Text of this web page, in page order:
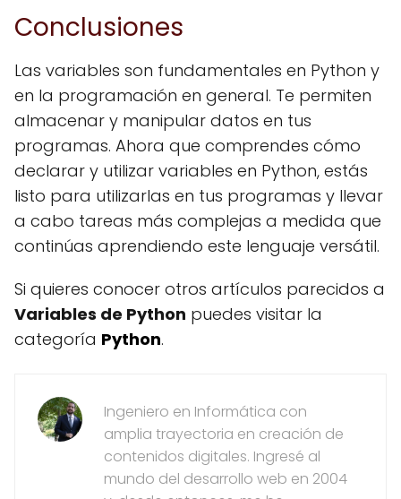
Conclusiones
Las variables son fundamentales en Python y
en la programación en general. Te permiten
almacenar y manipular datos en tus
programas. Ahora que comprendes cómo
declarar y utilizar variables en Python, estás
listo para utilizarlas en tus programas y llevar
a cabo tareas más complejas a medida que
continúas aprendiendo este lenguaje versátil.
Si quieres conocer otros artículos parecidos a
Variables de Python puedes visitar la
categoría Python.
Ingeniero en Informática con
amplia trayectoria en creación de
contenidos digitales. Ingresé al
mundo del desarrollo web en 2004